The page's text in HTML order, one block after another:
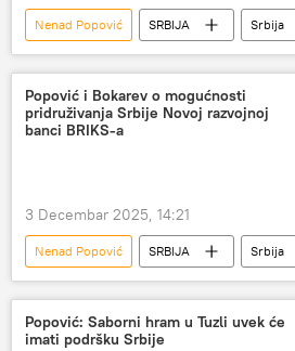
Nenad Popović SRBIJA
Srbija
Srbija – društvo
Sveta Gora
Popović i Bokarev o mogućnosti
pridruživanja Srbije Novoj razvojnoj
banci BRIKS-a
3 Decembar 2025, 14:21
Nenad Popović SRBIJA
Srbija
Srbija – politika
Srbija – ekonomija
Ekonomija
BRIKS
Popović: Saborni hram u Tuzli uvek će
imati podršku Srbije